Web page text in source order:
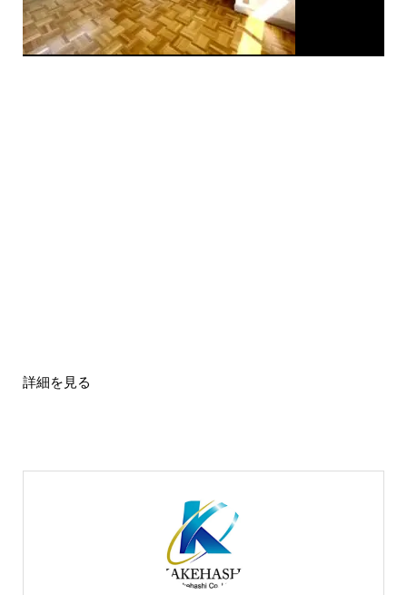
詳細を見る